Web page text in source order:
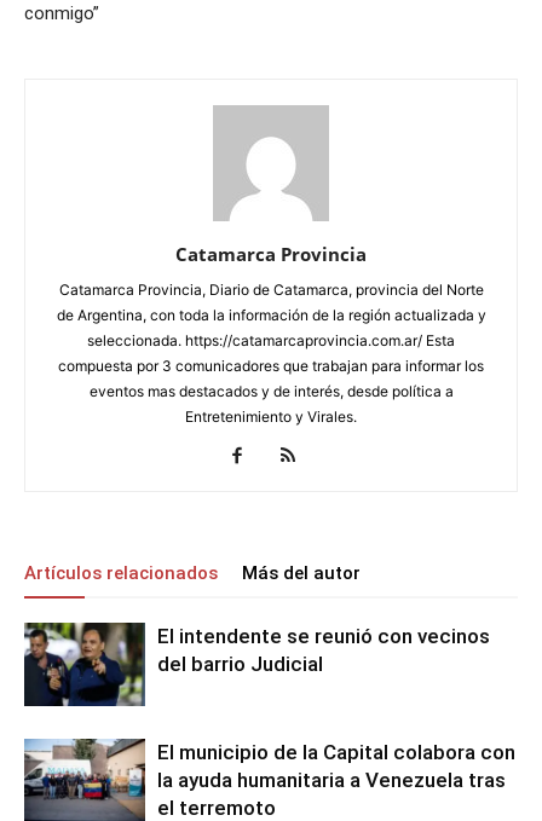
conmigo”
Catamarca Provincia
Catamarca Provincia, Diario de Catamarca, provincia del Norte
de Argentina, con toda la información de la región actualizada y
seleccionada. https://catamarcaprovincia.com.ar/ Esta
compuesta por 3 comunicadores que trabajan para informar los
eventos mas destacados y de interés, desde política a
Entretenimiento y Virales.
Artículos relacionados Más del autor
El intendente se reunió con vecinos
del barrio Judicial
El municipio de la Capital colabora con
la ayuda humanitaria a Venezuela tras
el terremoto